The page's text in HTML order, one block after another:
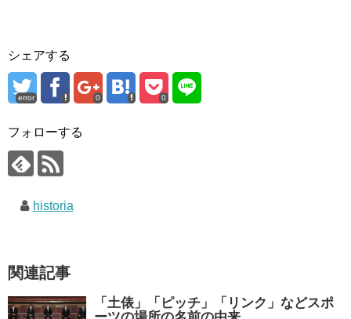
シェアする
error 0 0
フォローする
historia
関連記事
「土俵」「ピッチ」「リンク」などスポ